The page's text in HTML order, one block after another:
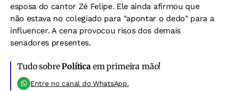
esposa do cantor Zé Felipe. Ele ainda afirmou que
não estava no colegiado para "apontar o dedo" para a
influencer. A cena provocou risos dos demais
senadores presentes.
Tudo sobrePolíticaem primeira mão!
Entre no canal do WhatsApp.